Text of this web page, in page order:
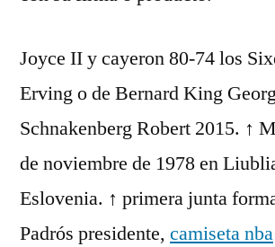
Joyce II y cayeron 80-74 los
Erving o de Bernard King
Schnakenberg Robert 2015. ↑
de noviembre de 1978 en
Eslovenia. ↑ primera junta
Padrós presidente, camiseta nba